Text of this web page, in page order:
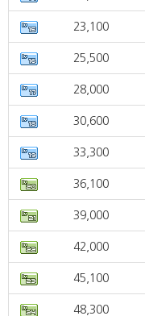
23,100
25,500
28,000
30,600
33,300
36,100
39,000
42,000
45,100
48,300